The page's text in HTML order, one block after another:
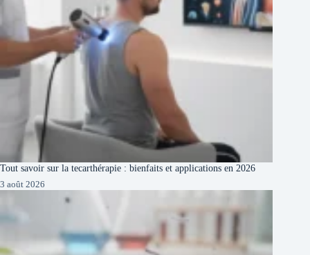
Tout savoir sur la tecarthérapie : bienfaits et applications en 2026
3 août 2026